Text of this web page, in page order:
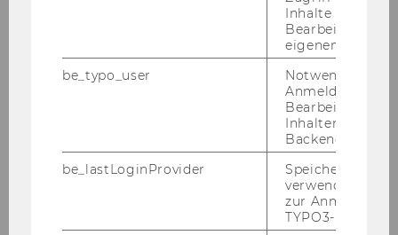
Doktoratsstudium Wirtschaftsrecht
Fachprüfungen Bachelor Wirtschaftsrecht
Inhalte oder zur
Bearbeitung des
eigenen Profils.
be_typo_user
Notwendig für
Anmeldung und
Bearbeitung von
Inhalten im
Backend.
be_lastLoginProvider
Speichert die
verwendete
zur Anmeldung
TYPO3-Backend.